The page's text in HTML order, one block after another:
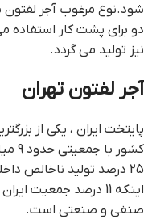
شود.نوع مرغوب آجر لفتون
دو برای پشت کار استفاده
نیز تولید می گردد.
آجر لفتون تهران
پایتخت ایران ، یکی از
25 درصد تولید ناخالص
اینکه 11 درصد جمعیت
صنفی و صنعتی است.